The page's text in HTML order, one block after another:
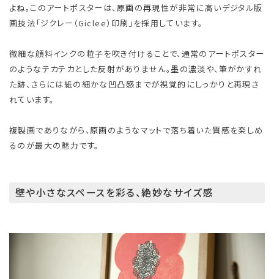
よね。このアートポスターは、原画の再現性が非常に高いデジタル版
画技法「ジクレー（Giclee）印刷」を採用しています。
微細な顔料インクの粒子を吹き付けることで、通常のアートポスター
のようなテカテカとした反射がありません。墨の濃淡や、筆がかすれ
た跡、さらには紙の細かな凹凸感までが視覚的にしっかりと再現さ
れています。
複製画でありながら、原画のようなマットで落ち着いた質感を楽しめ
るのが最大の魅力です。
壁や小さなスペースを彩る、絶妙なサイズ感